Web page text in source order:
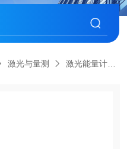
激光与量测 激光能量计探头